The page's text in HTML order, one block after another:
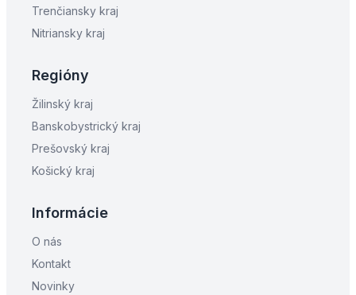
Trenčiansky kraj
Nitriansky kraj
Regióny
Žilinský kraj
Banskobystrický kraj
Prešovský kraj
Košický kraj
Informácie
O nás
Kontakt
Novinky